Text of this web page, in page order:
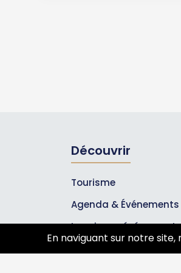
Découvrir
Tourisme
Agenda & Événements
Inscrire un événement
En naviguant sur notre